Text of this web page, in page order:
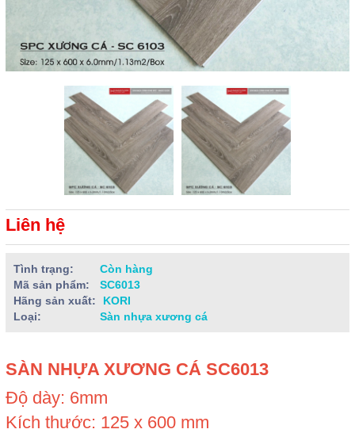
Liên hệ
Tình trạng:
Còn hàng
Mã sản phẩm:
SC6013
Hãng sản xuất:
KORI
Loại:
Sàn nhựa xương cá
SÀN NHỰA XƯƠNG CÁ SC6013
Độ dày: 6mm
Kích thước: 125 x 600 mm